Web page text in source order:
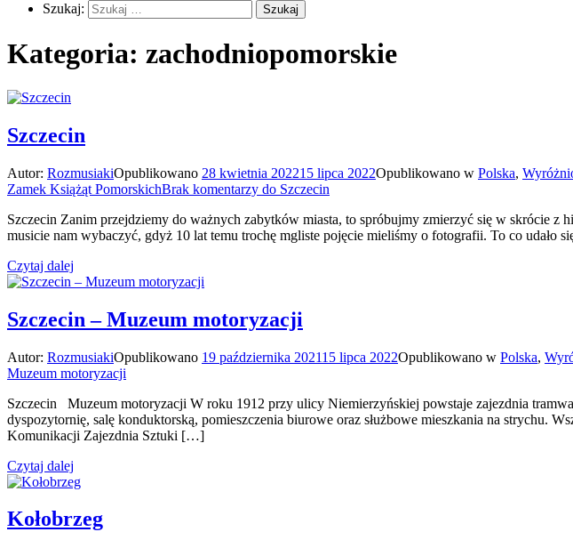
Szukaj:
Kategoria: zachodniopomorskie
Szczecin
Autor: RozmusiakiOpublikowano 28 kwietnia 202215 lipca 2022Opublikowano w Polska,
Zamek Książąt PomorskichBrak komentarzy do Szczecin
Szczecin Zanim przejdziemy do ważnych zabytków miasta, to spróbujmy zmierzyć się w skrócie z
musicie nam wybaczyć, gdyż 10 lat temu trochę mgliste pojęcie mieliśmy o fotografii. To co
Czytaj dalej
Szczecin – Muzeum motoryzacji
Autor: RozmusiakiOpublikowano 19 października 202115 lipca 2022Opublikowano w Polska,
Muzeum motoryzacji
Szczecin Muzeum motoryzacji W roku 1912 przy ulicy Niemierzyńskiej powstaje zajezdnia
dyspozytornię, salę konduktorską, pomieszczenia biurowe oraz służbowe mieszkania na strychu.
Komunikacji Zajezdnia Sztuki […]
Czytaj dalej
Kołobrzeg